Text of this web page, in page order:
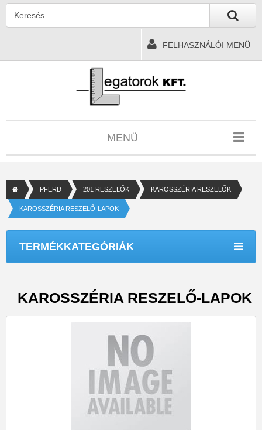
FELHASZNÁLÓI MENÜ
MENÜ
PFERD 201 RESZELŐK KAROSSZÉRIA RESZELŐK
KAROSSZÉRIA RESZELŐ-LAPOK
TERMÉKKATEGÓRIÁK
KAROSSZÉRIA RESZELŐ-LAPOK